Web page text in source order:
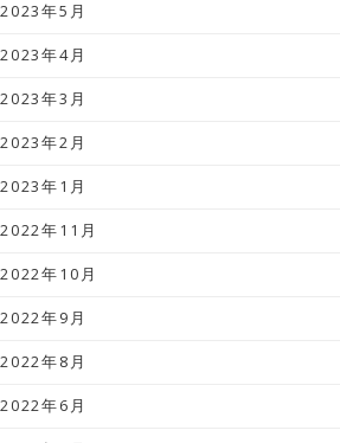
2023年5月
2023年4月
2023年3月
2023年2月
2023年1月
2022年11月
2022年10月
2022年9月
2022年8月
2022年6月